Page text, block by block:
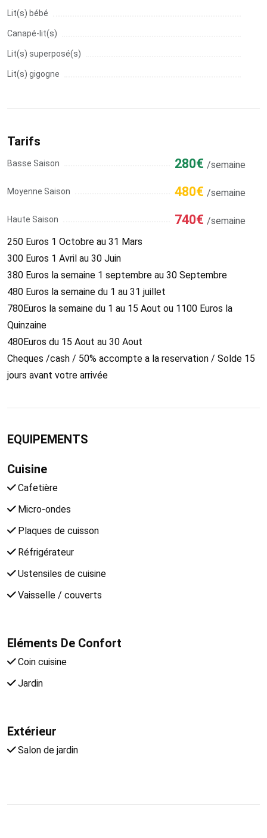
Lit(s) bébé
Canapé-lit(s)
Lit(s) superposé(s)
Lit(s) gigogne
Tarifs
Basse Saison 280€ /semaine
Moyenne Saison 480€ /semaine
Haute Saison 740€ /semaine
250 Euros 1 Octobre au 31 Mars
300 Euros 1 Avril au 30 Juin
380 Euros la semaine 1 septembre au 30 Septembre
480 Euros la semaine du 1 au 31 juillet
780Euros la semaine du 1 au 15 Aout ou 1100 Euros la
Quinzaine
480Euros du 15 Aout au 30 Aout
Cheques /cash / 50% accompte a la reservation / Solde 15
jours avant votre arrivée
EQUIPEMENTS
Cuisine
Cafetière
Micro-ondes
Plaques de cuisson
Réfrigérateur
Ustensiles de cuisine
Vaisselle / couverts
Eléments De Confort
Coin cuisine
Jardin
Extérieur
Salon de jardin